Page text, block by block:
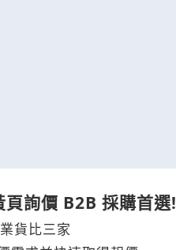
頁詢價 B2B 採購首選!
貨比三家